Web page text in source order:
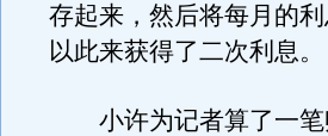
存起来，然后将每月的
以此来获得了二次利息。
小许为记者算了一笔